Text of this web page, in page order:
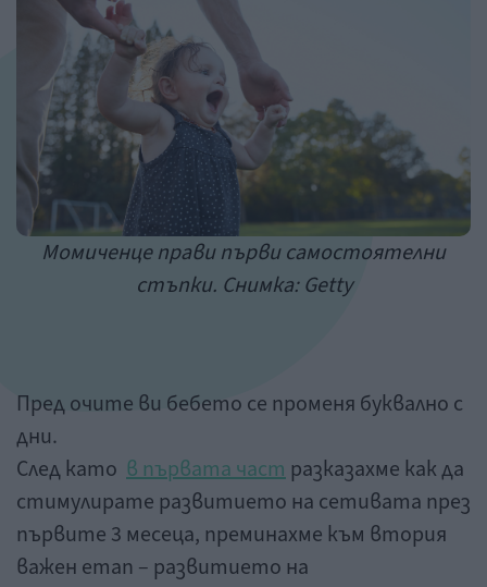
Момиченце прави първи самостоятелни
стъпки. Снимка: Getty
Пред очите ви бебето се променя буквално с
дни.
След като в първата част разказахме как да
стимулирате развитието на сетивата през
първите 3 месеца, преминахме към втория
важен етап – развитието на